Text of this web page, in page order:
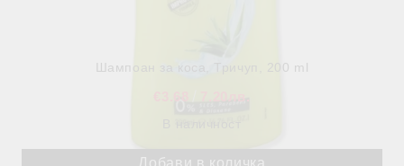
Шампоан за коса, Тричуп, 200 ml